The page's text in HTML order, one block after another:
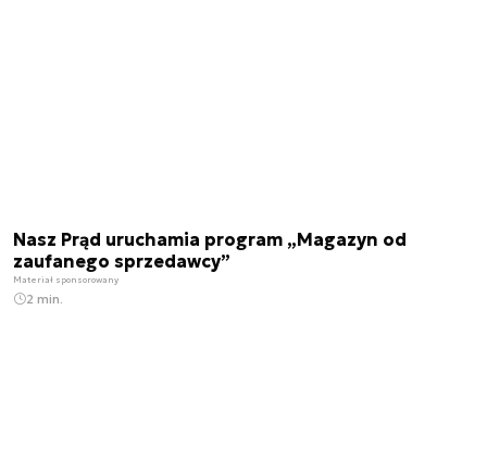
Nasz Prąd uruchamia program „Magazyn od
zaufanego sprzedawcy”
Materiał sponsorowany
2 min.